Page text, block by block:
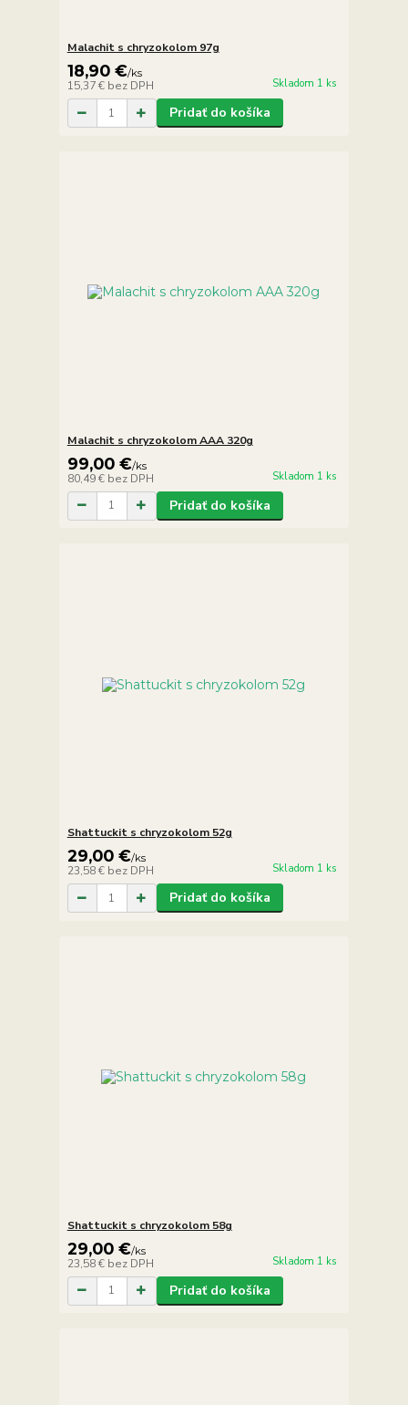
Malachit s chryzokolom 97g
18,90 €/ks
15,37 € bez DPH Skladom 1 ks
Pridať do košíka
Malachit s chryzokolom AAA 320g
99,00 €/ks
80,49 € bez DPH Skladom 1 ks
Pridať do košíka
Shattuckit s chryzokolom 52g
29,00 €/ks
23,58 € bez DPH Skladom 1 ks
Pridať do košíka
Shattuckit s chryzokolom 58g
29,00 €/ks
23,58 € bez DPH Skladom 1 ks
Pridať do košíka